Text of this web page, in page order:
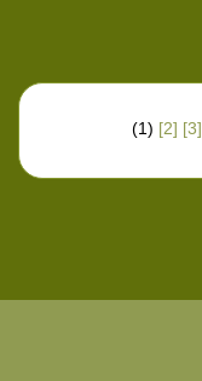
(1) [2] [3]